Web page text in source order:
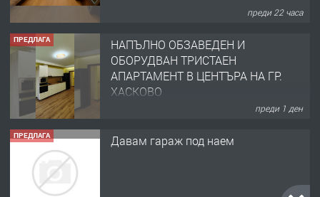
преди 22 часа
ПРЕДЛАГА
НАПЪЛНО ОБЗАВЕДЕН И
ОБОРУДВАН ТРИСТАЕН
АПАРТАМЕНТ В ЦЕНТЪРА НА ГР.
ХАСКОВО
преди 1 ден
ПРЕДЛАГА Давам гараж под наем